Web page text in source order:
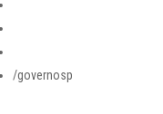
/governosp